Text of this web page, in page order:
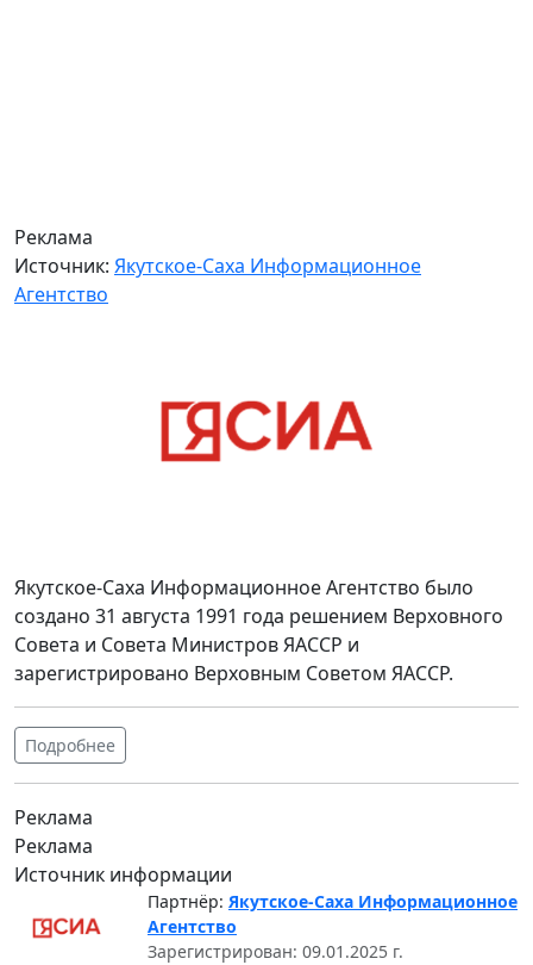
Реклама
Источник: Якутское-Саха Информационное
Агентство
Якутское-Саха Информационное Агентство было
создано 31 августа 1991 года решением Верховного
Совета и Совета Министров ЯАССР и
зарегистрировано Верховным Советом ЯАССР.
Подробнее
Реклама
Реклама
Источник информации
Партнёр: Якутское-Саха Информационное
Агентство
Зарегистрирован: 09.01.2025 г.